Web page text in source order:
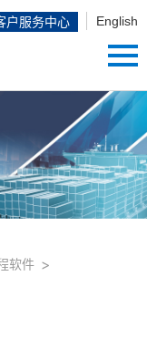
English
户服务中心
软件